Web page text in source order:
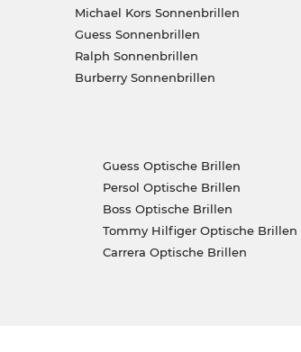
Michael Kors Sonnenbrillen
Guess Sonnenbrillen
Ralph Sonnenbrillen
Burberry Sonnenbrillen
Guess Optische Brillen
Persol Optische Brillen
Boss Optische Brillen
Tommy Hilfiger Optische Brillen
Carrera Optische Brillen